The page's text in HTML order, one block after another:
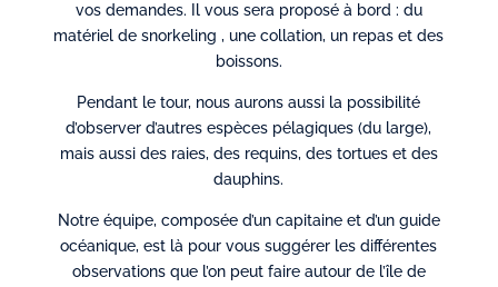
vos demandes. Il vous sera proposé à bord : du
matériel de snorkeling , une collation, un repas et des
boissons.
Pendant le tour, nous aurons aussi la possibilité
d’observer d’autres espèces pélagiques (du large),
mais aussi des raies, des requins, des tortues et des
dauphins.
Notre équipe, composée d’un capitaine et d’un guide
océanique, est là pour vous suggérer les différentes
observations que l’on peut faire autour de l’île de